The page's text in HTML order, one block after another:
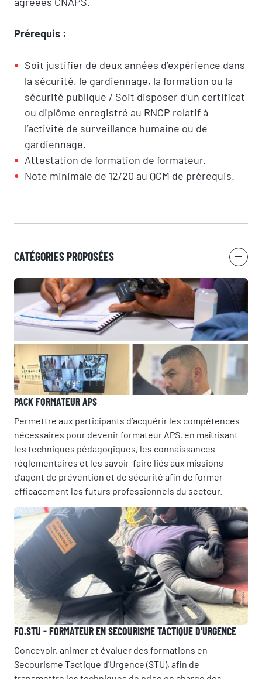
Prérequis :
Soit justifier de deux années d’expérience dans
la sécurité, le gardiennage, la formation ou la
sécurité publique / Soit disposer d’un certificat
ou diplôme enregistré au RNCP relatif à
l’activité de surveillance humaine ou de
gardiennage.
Attestation de formation de formateur.
Note minimale de 12/20 au QCM de prérequis.
CATÉGORIES PROPOSÉES
PACK FORMATEUR APS
Permettre aux participants d’acquérir les compétences
nécessaires pour devenir formateur APS, en maîtrisant
les techniques pédagogiques, les connaissances
réglementaires et les savoir-faire liés aux missions
d’agent de prévention et de sécurité afin de former
efficacement les futurs professionnels du secteur.
FO.STU - FORMATEUR EN SECOURISME TACTIQUE D'URGENCE
Concevoir, animer et évaluer des formations en
Secourisme Tactique d'Urgence (STU), afin de